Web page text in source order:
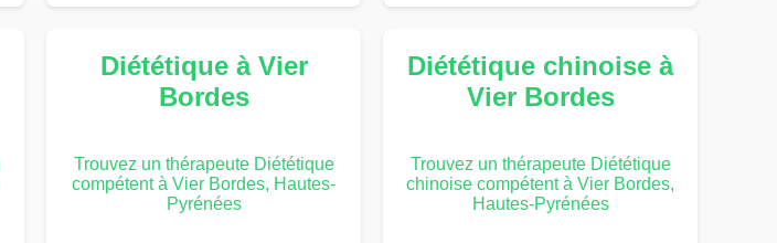
Diététique à Vier
Bordes
Trouvez un thérapeute Diététique
compétent à Vier Bordes, Hautes-
Pyrénées
Diététique chinoise à
Vier Bordes
Trouvez un thérapeute Diététique
chinoise compétent à Vier Bordes,
Hautes-Pyrénées